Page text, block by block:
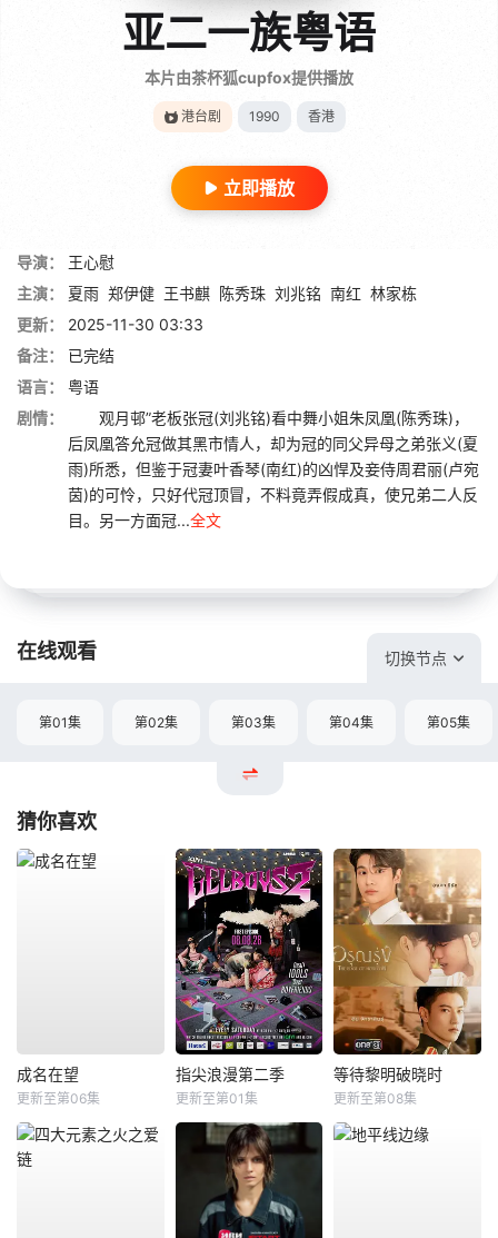
亚二一族粤语
本片由茶杯狐cupfox提供播放
港台剧 1990 香港
立即播放
导演：
王心慰
主演：
夏雨 郑伊健 王书麒 陈秀珠 刘兆铭 南红 林家栋
更新：
2025-11-30 03:33
备注：
已完结
语言：
粤语
剧情：
观月邨”老板张冠(刘兆铭)看中舞小姐朱凤凰(陈秀珠)，
后凤凰答允冠做其黑市情人，却为冠的同父异母之弟张义(夏
雨)所悉，但鉴于冠妻叶香琴(南红)的凶悍及妾侍周君丽(卢宛
茵)的可怜，只好代冠顶冒，不料竟弄假成真，使兄弟二人反
目。另一方面冠...全文
在线观看 切换节点
第01集 第02集 第03集 第04集 第05集
猜你喜欢
成名在望
更新至第06集
指尖浪漫第二季
更新至第01集
等待黎明破晓时
更新至第08集